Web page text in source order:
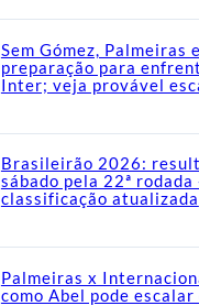
Sem Gómez, Palmeiras
preparação para
Inter; veja provável
Brasileirão 2026:
sábado pela 22ª rodada
classificação atualizada
Palmeiras x
como Abel pode